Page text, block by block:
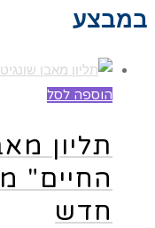
במבצע
הוספה לסל
תליון
החיים"
חדש